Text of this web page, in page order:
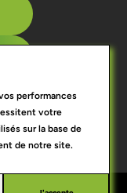
générales de vente
performances
votre
sur la base de
de notre site.